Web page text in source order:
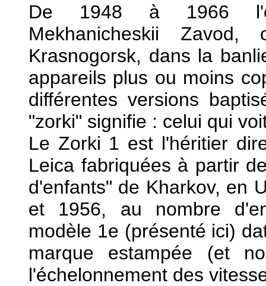
De 1948 à 1966
Mekhanicheskii
Krasnogorsk, dans la
appareils plus ou moins
différentes versions
"zorki" signifie : celui qui
Le Zorki 1 est l'héritier
Leica fabriquées à partir
d'enfants" de Kharkov, en
et 1956, au nombre
modèle 1e (présenté ici)
marque estampée (et
l'échelonnement des